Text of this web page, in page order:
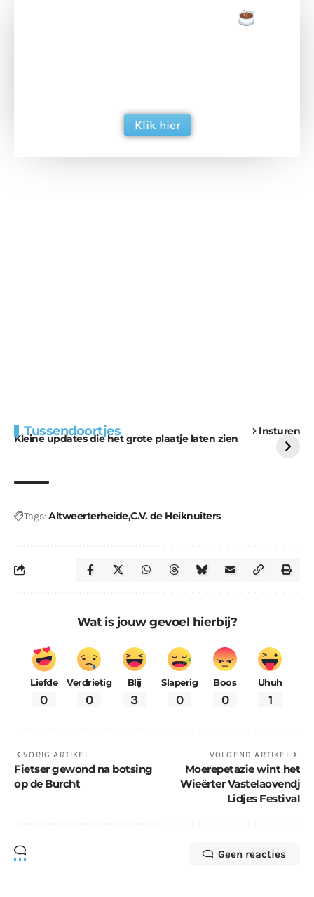
Klik hier
Tussendoortjes Insturen
Kleine updates die het grote plaatje laten zien
voor kabouters
uitdaging
Tags:AltweerterheideC.V. de Heiknuiters
Wat is jouw gevoel hierbij?
Liefde
0
Verdrietig
0
Blij
3
Slaperig
0
Boos
0
Uhuh
1
VORIG ARTIKEL
Fietser gewond na botsing
op de Burcht
VOLGEND ARTIKEL
Moerepetazie wint het
Wieërter Vastelaovendj
Lidjes Festival
Geen reacties